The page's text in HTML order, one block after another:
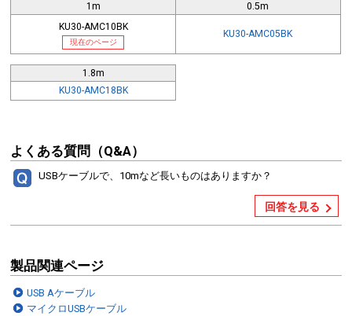
1m
KU30-AMC10BK
現在のページ
0.5m
KU30-AMC05BK
1.8m
KU30-AMC18BK
よくある質問（Q&A）
USBケーブルで、10mなど長いものはありますか？
回答を見る
製品関連ページ
USB Aケーブル
マイクロUSBケーブル